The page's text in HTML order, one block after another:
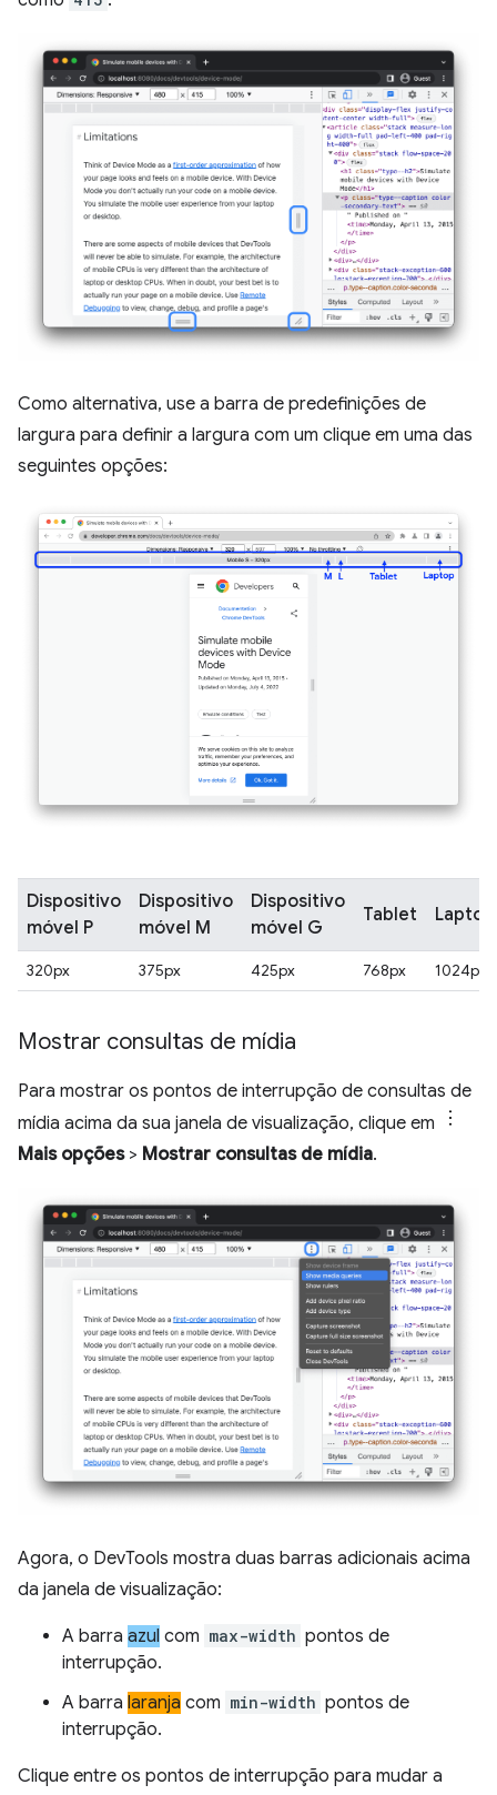
Como alternativa, use a barra de predefinições de
largura para definir a largura com um clique em uma das
seguintes opções:
Dispositivo
móvel P
Dispositivo
móvel M
Dispositivo
móvel G
Tablet Laptop
320px 375px 425px 768px 1024px
Mostrar consultas de mídia
Para mostrar os pontos de interrupção de consultas de
mídia acima da sua janela de visualização, clique em
Mais opções> Mostrar consultas de mídia.
Agora, o DevTools mostra duas barras adicionais acima
da janela de visualização:
A barra azul com max-width pontos de
interrupção.
A barra laranja com min-width pontos de
interrupção.
Clique entre os pontos de interrupção para mudar a